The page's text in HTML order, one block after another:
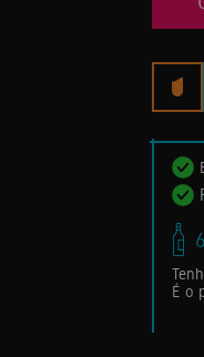
É o